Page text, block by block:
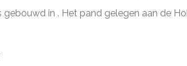
gebouwd in . Het pand gelegen aan de